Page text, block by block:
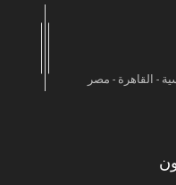
- القاهرة - مصر